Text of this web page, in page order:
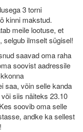
3 torni
kinni makstud.
meile lootuse, et
selgub ilmselt sügisel!
saavad oma raha
soovist aadressile
saa, võin selle kanda
siis näiteks 23.10
soovib oma selle
andke ka sellest